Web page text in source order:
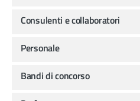
Consulenti e collaboratori
Personale
Bandi di concorso